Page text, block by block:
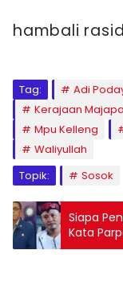
hambali
Tag: Adi
Kerajaan
Mpu Kelleng
Waliyullah
Topik:
Sosok
Siapa
Kata